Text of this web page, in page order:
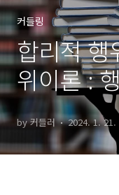
커들링
합리적 행
위이론 :
해
by 커들러 2024. 1. 21.